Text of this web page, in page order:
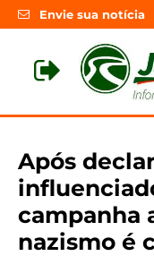
Envie sua notícia
Após
campanha
nazismo é